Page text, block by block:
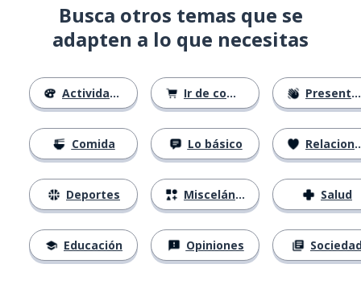
Busca otros temas que se
adapten a lo que necesitas
Actividades
Comida
Deportes
Educación
Ir de compras
Lo básico
Misceláneo
Opiniones
Presentándose
Relaciones
Salud